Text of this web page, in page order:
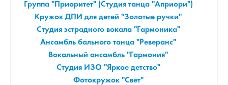
Группа "Приоритет" (Студия танца "Априори")
Кружок ДПИ для детей "Золотые ручки"
Студия эстрадного вокала "Гармоника"
Ансамбль бального танца "Реверанс"
Вокальный ансамбль "Гармония"
Студия ИЗО "Яркое детство"
Фотокружок "Свет"